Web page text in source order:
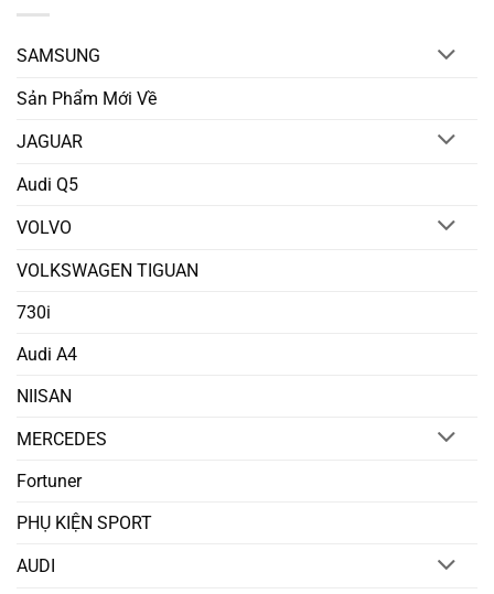
SAMSUNG
Sản Phẩm Mới Về
JAGUAR
Audi Q5
VOLVO
VOLKSWAGEN TIGUAN
730i
Audi A4
NIISAN
MERCEDES
Fortuner
PHỤ KIỆN SPORT
AUDI